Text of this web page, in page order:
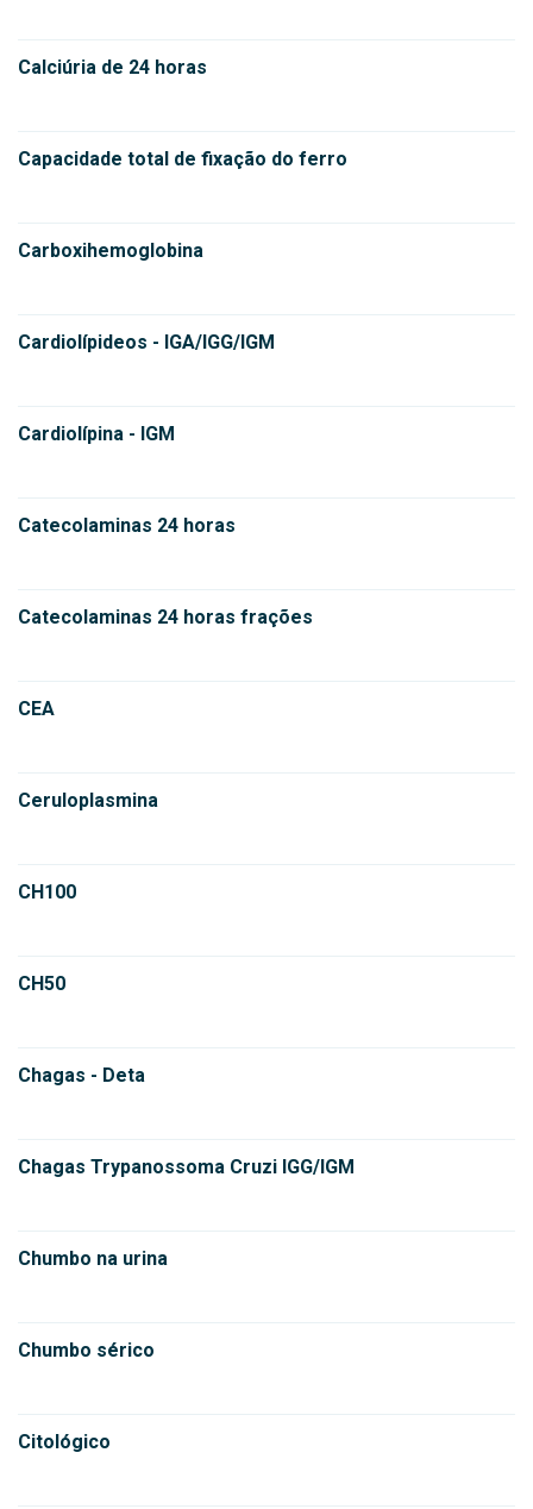
Calciúria de 24 horas
Capacidade total de fixação do ferro
Carboxihemoglobina
Cardiolípideos - IGA/IGG/IGM
Cardiolípina - IGM
Catecolaminas 24 horas
Catecolaminas 24 horas frações
CEA
Ceruloplasmina
CH100
CH50
Chagas - Deta
Chagas Trypanossoma Cruzi IGG/IGM
Chumbo na urina
Chumbo sérico
Citológico